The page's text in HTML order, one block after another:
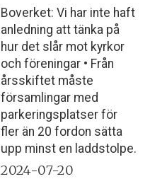
Boverket: Vi har inte haft
anledning att tänka på
hur det slår mot kyrkor
och föreningar • Från
årsskiftet måste
församlingar med
parkeringsplatser för
fler än 20 fordon sätta
upp minst en laddstolpe.
2024-07-20